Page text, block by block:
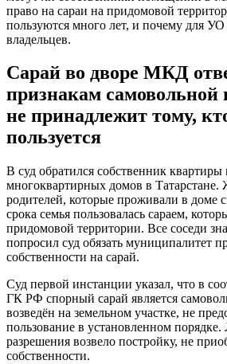
право на сараи на придомовой
пользуются много лет, и почему для
владельцев.
Сарай во дворе МКД
признакам самовольной
не принадлежит тому,
пользуется
В суд обратился собственник
многоквартирных домов в
родителей, которые проживали в доме
срока семья пользовалась сараем,
придомовой территории. Все соседи
попросил суд обязать муниципалитет
собственности на сарай.
Суд первой инстанции указал, что в
ГК РФ спорный сарай является
возведён на земельном участке, не
пользование в установленном порядке.
разрешения возвело постройку, не
собственности.